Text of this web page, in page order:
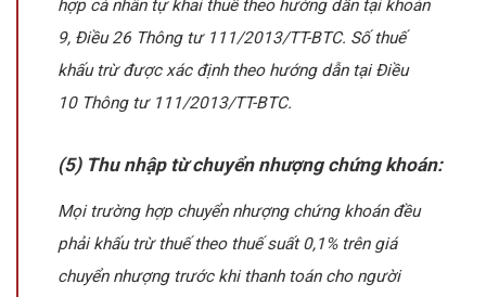
hợp cá nhân tự khai thuế theo hướng dẫn tại khoản
9, Điều 26 Thông tư 111/2013/TT-BTC. Số thuế
khấu trừ được xác định theo hướng dẫn tại Điều
10 Thông tư 111/2013/TT-BTC.
(5) Thu nhập từ chuyển nhượng chứng khoán:
Mọi trường hợp chuyển nhượng chứng khoán đều
phải khấu trừ thuế theo thuế suất 0,1% trên giá
chuyển nhượng trước khi thanh toán cho người